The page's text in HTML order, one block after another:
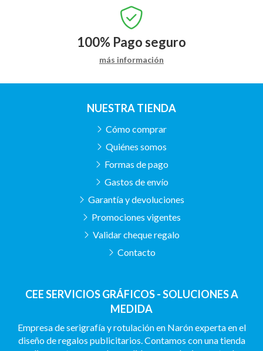
100% Pago seguro
más información
CEE SERVICIOS GRÁFICOS - SOLUCIONES A
MEDIDA
Empresa de serigrafía y rotulación en Narón experta en el
diseño de regalos publicitarios. Contamos con una tienda
NUESTRA TIENDA
Cómo comprar
Quiénes somos
Formas de pago
Gastos de envío
Garantía y devoluciones
Promociones vigentes
Validar cheque regalo
Contacto